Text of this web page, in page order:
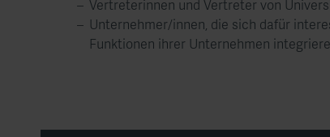
Vertreterinnen und Vertreter von
Unternehmer/innen, die sich dafür
Funktionen ihrer ​Unternehmen